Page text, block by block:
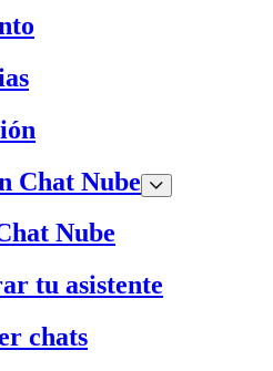
Chat Nube
Nube
tu asistente
chats